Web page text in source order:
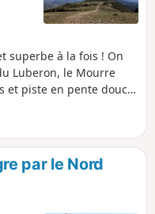
superbe à la fois ! On
Luberon, le Mourre
et piste en pente douce.
vastes panoramas. La
par le Nord